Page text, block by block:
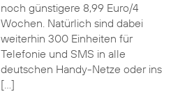
noch günstigere 8,99 Euro/4
Wochen. Natürlich sind dabei
weiterhin 300 Einheiten für
Telefonie und SMS in alle
deutschen Handy-Netze oder ins
[…]